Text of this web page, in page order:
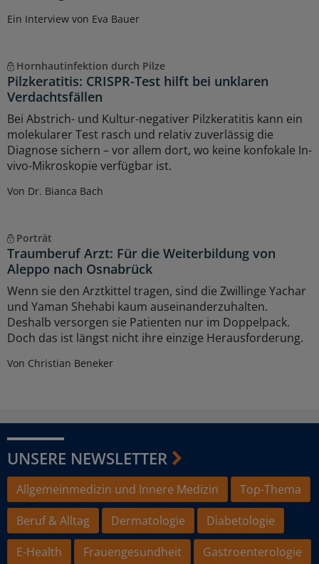
Ein Interview von Eva Bauer
Hornhautinfektion durch Pilze
Pilzkeratitis: CRISPR-Test hilft bei unklaren
Verdachtsfällen
Bei Abstrich- und Kultur-negativer Pilzkeratitis kann ein
molekularer Test rasch und relativ zuverlässig die
Diagnose sichern – vor allem dort, wo keine konfokale In-
vivo-Mikroskopie verfügbar ist.
Von Dr. Bianca Bach
Porträt
Traumberuf Arzt: Für die Weiterbildung von
Aleppo nach Osnabrück
Wenn sie den Arztkittel tragen, sind die Zwillinge Yachar
und Yaman Shehabi kaum auseinanderzuhalten.
Deshalb versorgen sie Patienten nur im Doppelpack.
Doch das ist längst nicht ihre einzige Herausforderung.
Von Christian Beneker
UNSERE NEWSLETTER
Allgemeinmedizin und Innere Medizin
Top-Thema
Beruf & Alltag
Dermatologie
Diabetologie
E-Health
Frauengesundheit
Gastroenterologie